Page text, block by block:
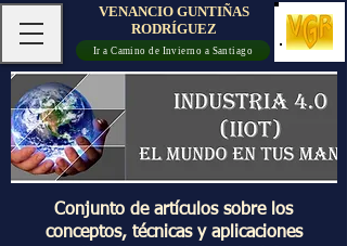
VENANCIO GUNTIÑAS
RODRÍGUEZ
Ir a Camino de Invierno a Santiago
Conjunto de artículos sobre los
conceptos, técnicas y aplicaciones